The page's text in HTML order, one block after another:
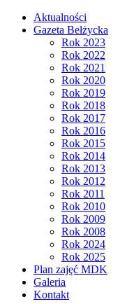
Aktualności
Gazeta Bełżycka
Rok 2023
Rok 2022
Rok 2021
Rok 2020
Rok 2019
Rok 2018
Rok 2017
Rok 2016
Rok 2015
Rok 2014
Rok 2013
Rok 2012
Rok 2011
Rok 2010
Rok 2009
Rok 2008
Rok 2024
Rok 2025
Plan zajęć MDK
Galeria
Kontakt